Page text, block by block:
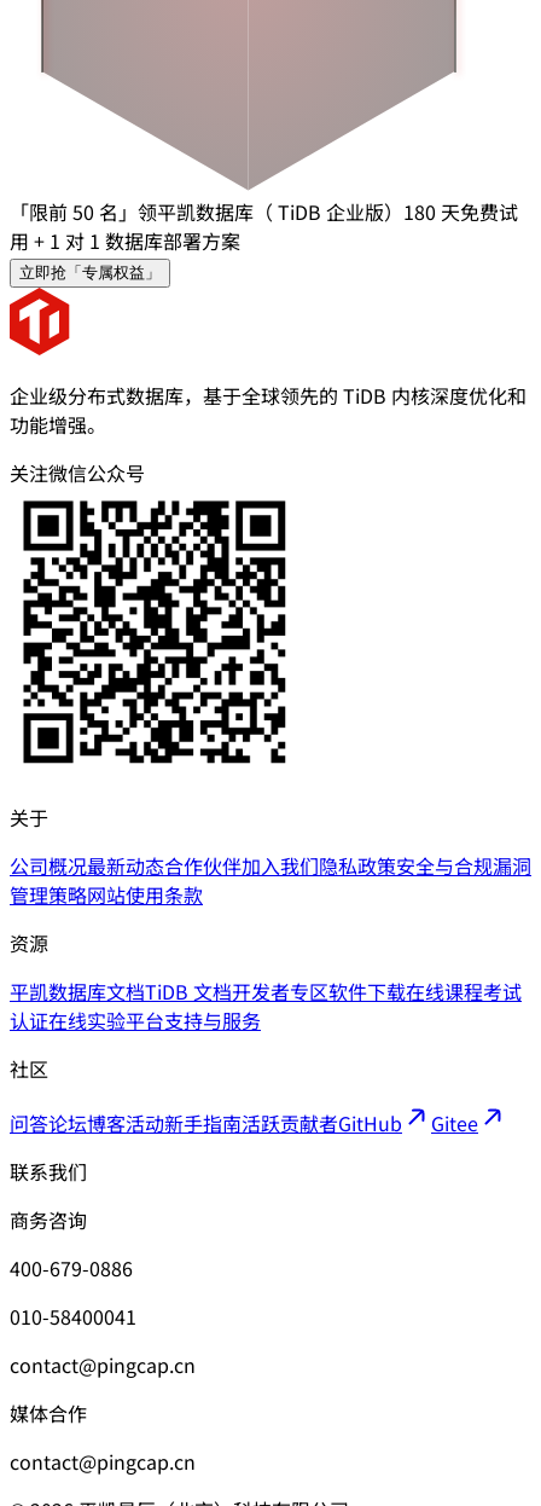
「限前 50 名」领平凯数据库（ TiDB 企业版）180 天免费试
用 + 1 对 1 数据库部署方案
立即抢「专属权益」
企业级分布式数据库，基于全球领先的 TiDB 内核深度优化和
功能增强。
关注微信公众号
关于
公司概况最新动态合作伙伴加入我们隐私政策安全与合规漏洞
管理策略网站使用条款
资源
平凯数据库文档TiDB 文档开发者专区软件下载在线课程考试
认证在线实验平台支持与服务
社区
问答论坛博客活动新手指南活跃贡献者GitHub
Gitee
联系我们
商务咨询
400-679-0886
010-58400041
contact@pingcap.cn
媒体合作
contact@pingcap.cn